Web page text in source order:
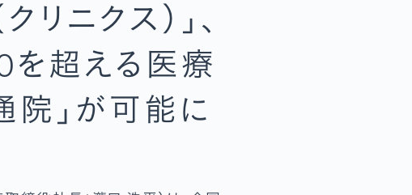
ニクス）」、
超える医療
院」が可能に